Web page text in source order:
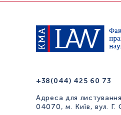
+38(044) 425 60 73
Адреса для
04070, м. Київ, вул. Г.